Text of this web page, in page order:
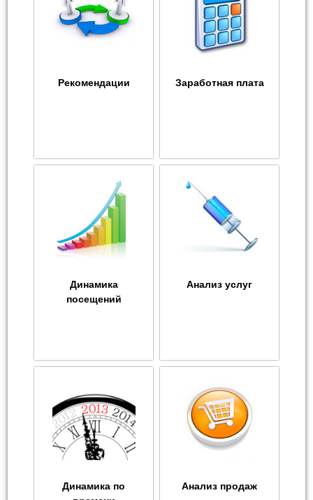
Рекомендации Заработная плата
Динамика
посещений
Анализ услуг
Динамика по
Анализ продаж